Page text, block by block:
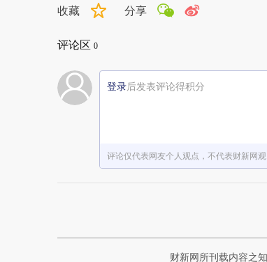
收藏 分享
评论区 0
登录后发表评论得积分
评论仅代表网友个人观点，不代表财新网
财新网所刊载内容之